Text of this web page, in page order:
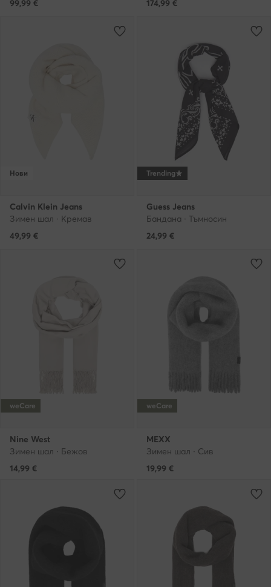
99,99 € 174,99 €
Нови
Calvin Klein Jeans
Зимен шал · Кремав
49,99 €
Trending
Guess Jeans
Бандана · Тъмносин
24,99 €
weCare
Nine West
Зимен шал · Бежов
14,99 €
weCare
MEXX
Зимен шал · Сив
19,99 €